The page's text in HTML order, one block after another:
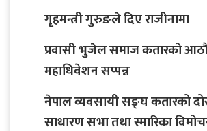
गृहमन्त्री गुरुङले दिए राजीनामा
प्रवासी भुजेल समाज कतारको
महाधिवेशन सप्पन्न
नेपाल व्यवसायी सङ्घ कतारको
साधारण सभा तथा स्मारिका